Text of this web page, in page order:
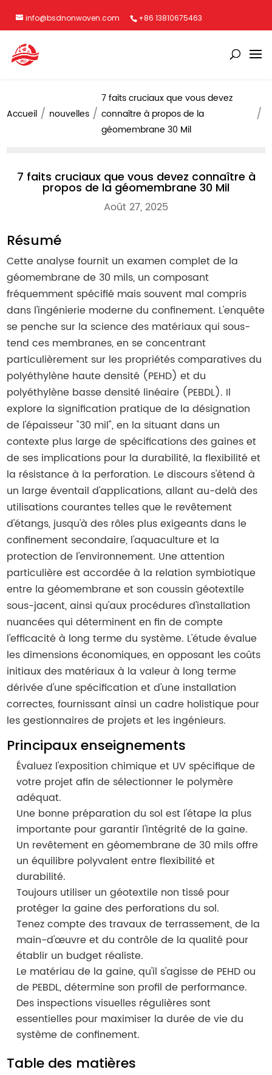
info@bsdnonwoven.com +86 13810675463
Accueil nouvelles
7 faits cruciaux que vous devez
connaître à propos de la
géomembrane 30 Mil
7 faits cruciaux que vous devez connaître à
propos de la géomembrane 30 Mil
Août 27, 2025
Résumé
Cette analyse fournit un examen complet de la
géomembrane de 30 mils, un composant
fréquemment spécifié mais souvent mal compris
dans l'ingénierie moderne du confinement. L'enquête
se penche sur la science des matériaux qui sous-
tend ces membranes, en se concentrant
particulièrement sur les propriétés comparatives du
polyéthylène haute densité (PEHD) et du
polyéthylène basse densité linéaire (PEBDL). Il
explore la signification pratique de la désignation
de l'épaisseur "30 mil", en la situant dans un
contexte plus large de spécifications des gaines et
de ses implications pour la durabilité, la flexibilité et
la résistance à la perforation. Le discours s'étend à
un large éventail d'applications, allant au-delà des
utilisations courantes telles que le revêtement
d'étangs, jusqu'à des rôles plus exigeants dans le
confinement secondaire, l'aquaculture et la
protection de l'environnement. Une attention
particulière est accordée à la relation symbiotique
entre la géomembrane et son coussin géotextile
sous-jacent, ainsi qu'aux procédures d'installation
nuancées qui déterminent en fin de compte
l'efficacité à long terme du système. L'étude évalue
les dimensions économiques, en opposant les coûts
initiaux des matériaux à la valeur à long terme
dérivée d'une spécification et d'une installation
correctes, fournissant ainsi un cadre holistique pour
les gestionnaires de projets et les ingénieurs.
Principaux enseignements
Évaluez l'exposition chimique et UV spécifique de
votre projet afin de sélectionner le polymère
adéquat.
Une bonne préparation du sol est l'étape la plus
importante pour garantir l'intégrité de la gaine.
Un revêtement en géomembrane de 30 mils offre
un équilibre polyvalent entre flexibilité et
durabilité.
Toujours utiliser un géotextile non tissé pour
protéger la gaine des perforations du sol.
Tenez compte des travaux de terrassement, de la
main-d'œuvre et du contrôle de la qualité pour
établir un budget réaliste.
Le matériau de la gaine, qu'il s'agisse de PEHD ou
de PEBDL, détermine son profil de performance.
Des inspections visuelles régulières sont
essentielles pour maximiser la durée de vie du
système de confinement.
Table des matières